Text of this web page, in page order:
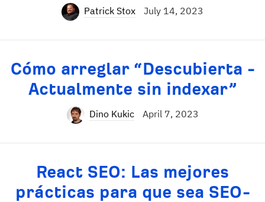
Patrick Stox July 14, 2023
Cómo arreglar “Descubierta -
Actualmente sin indexar”
Dino Kukic April 7, 2023
React SEO: Las mejores
prácticas para que sea SEO-